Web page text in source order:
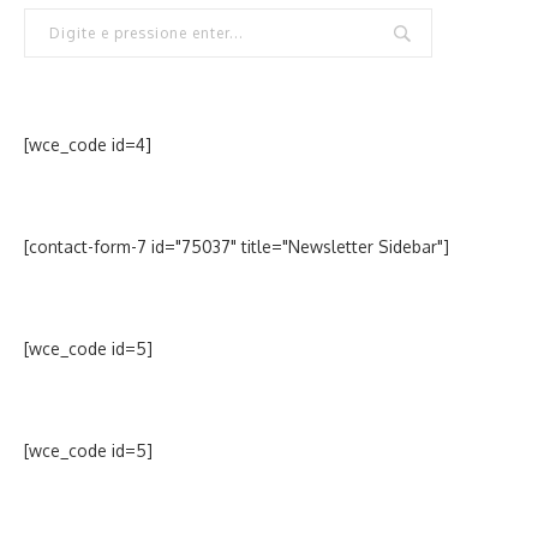
[wce_code id=4]
[contact-form-7 id="75037" title="Newsletter Sidebar"]
[wce_code id=5]
[wce_code id=5]